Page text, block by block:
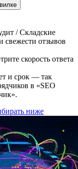
/ Складские
свежести отзывов
скорость ответа
и срок — так
в «SEO
ниже